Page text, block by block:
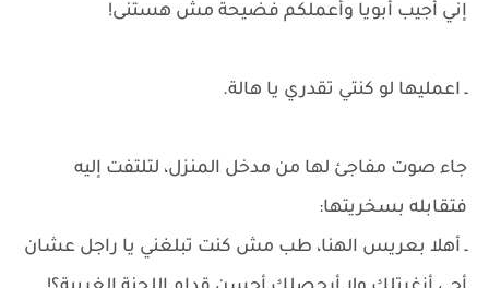
إني أجيب أبويا وأعملكم فضيحة مش هستنى!
ـ اعمليها لو كنتي تقدري يا هالة.
جاء صوت مفاجئ لها من مدخل المنزل، لتلتفت إليه
فتقابله بسخريتها:
ـ أهلا بعريس الهنا، طب مش كنت تبلغني يا راجل عشان